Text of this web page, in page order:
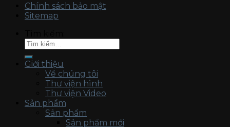
Chính sách bảo mật
Sitemap
Giới thiệu
Về chúng tôi
Thư viện hình
Thư viện Video
Sản phẩm
Sản phẩm
Sản phẩm mới